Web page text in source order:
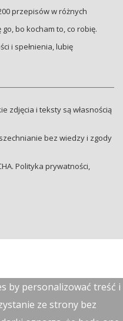
przepisów w różnych
bo kocham to, co robię.
i spełnienia, lubię
zdjęcia i teksty są własnością
bez wiedzy i zgody
Polityka prywatności,
by personalizować treść i
ze strony bez